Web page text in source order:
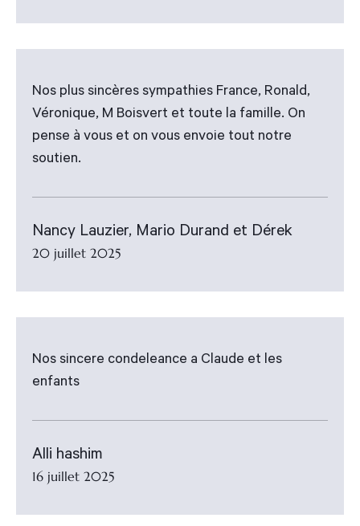
Nos plus sincères sympathies France, Ronald,
Véronique, M Boisvert et toute la famille. On
pense à vous et on vous envoie tout notre
soutien.
Nancy Lauzier, Mario Durand et Dérek
20 juillet 2025
Nos sincere condeleance a Claude et les
enfants
Alli hashim
16 juillet 2025